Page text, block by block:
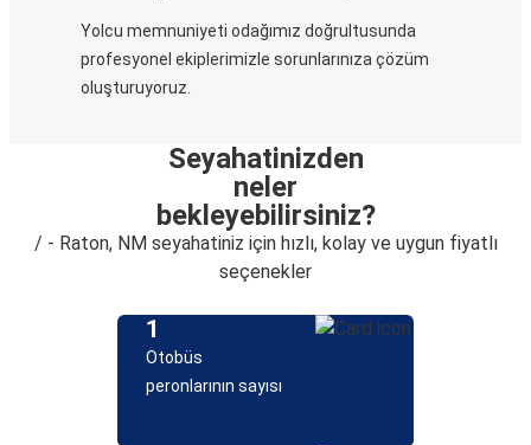
Yolcu memnuniyeti odağımız doğrultusunda
profesyonel ekiplerimizle sorunlarınıza çözüm
oluşturuyoruz.
Seyahatinizden
neler
bekleyebilirsiniz?
/ - Raton, NM seyahatiniz için hızlı, kolay ve uygun fiyatlı
seçenekler
1
Otobüs
peronlarının sayısı